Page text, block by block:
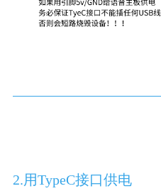
2.用TypeC接口供电